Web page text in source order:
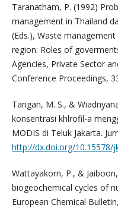
Taranatham, P. (1992)
management in Thailand
(Eds.), Waste
region: Roles of
Agencies, Private Sector
Conference Proceedings,
Tarigan, M. S., &
konsentrasi khlrofil-a
MODIS di Teluk Jakarta.
http://dx.doi.org/10.15578/
Wattayakorn, P., &
biogeochemical cycles of
European Chemical